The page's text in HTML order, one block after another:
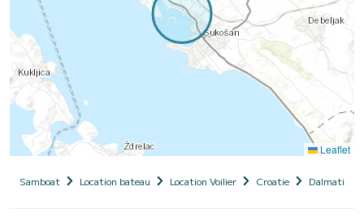
Leaflet
Samboat Location bateau Location Voilier Croatie Dalmatie